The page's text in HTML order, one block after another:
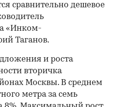
сравнительно дешевое
«Инком-
Таганов.
и роста
вторичка
Москвы. В среднем
метра за семь